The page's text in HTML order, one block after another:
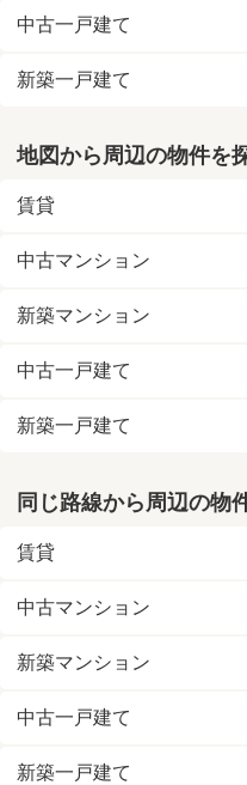
中古一戸建て
新築一戸建て
地図から周辺の物件を
賃貸
中古マンション
新築マンション
中古一戸建て
新築一戸建て
同じ路線から周辺の物
賃貸
中古マンション
新築マンション
中古一戸建て
新築一戸建て